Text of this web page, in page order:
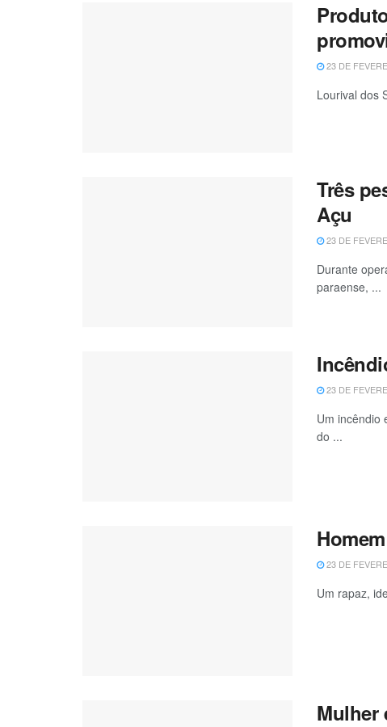
23 DE
Lourival dos
Três
Açu
23 DE
Durante
paraense, ...
23 DE
Um incêndio
do ...
23 DE
Um rapaz,
Mulher